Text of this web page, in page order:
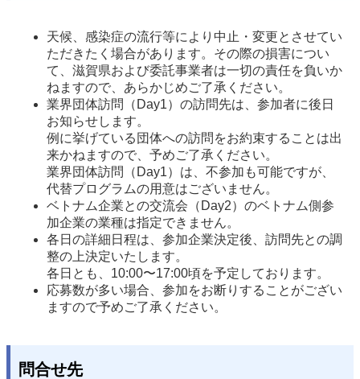
天候、感染症の流行等により中止・変更とさせてい
ただきたく場合があります。その際の損害につい
て、滋賀県および委託事業者は一切の責任を負いか
ねますので、あらかじめご了承ください。
業界団体訪問（Day1）の訪問先は、参加者に後日
お知らせします。
例に挙げている団体への訪問をお約束することは出
来かねますので、予めご了承ください。
業界団体訪問（Day1）は、不参加も可能ですが、
代替プログラムの用意はございません。
ベトナム企業との交流会（Day2）のベトナム側参
加企業の業種は指定できません。
各日の詳細日程は、参加企業決定後、訪問先との調
整の上決定いたします。
各日とも、10:00〜17:00頃を予定しております。
応募数が多い場合、参加をお断りすることがござい
ますので予めご了承ください。
問合せ先